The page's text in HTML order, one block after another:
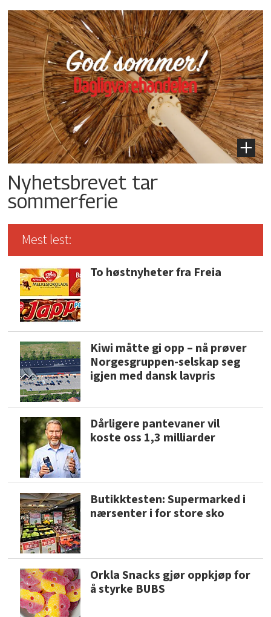
Nyhetsbrevet tar
sommerferie
Mest lest:
To høstnyheter fra Freia
Kiwi måtte gi opp – nå prøver
Norgesgruppen-selskap seg
igjen med dansk lavpris
Dårligere pantevaner vil
koste oss 1,3 milliarder
Butikktesten: Supermarked i
nærsenter i for store sko
Orkla Snacks gjør oppkjøp for
å styrke BUBS